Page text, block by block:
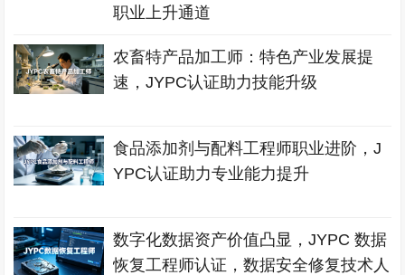
职业上升通道
农畜特产品加工师：特色产业发展提
速，JYPC认证助力技能升级
食品添加剂与配料工程师职业进阶，J
YPC认证助力专业能力提升
数字化数据资产价值凸显，JYPC 数据
恢复工程师认证，数据安全修复技术人